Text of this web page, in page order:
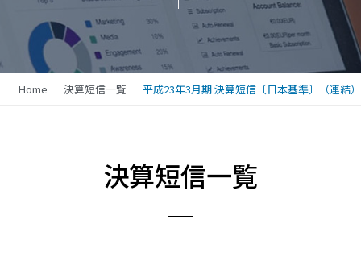
Home 決算短信一覧 平成23年3月期 決算短信〔日本基準〕（連結）
決算短信一覧